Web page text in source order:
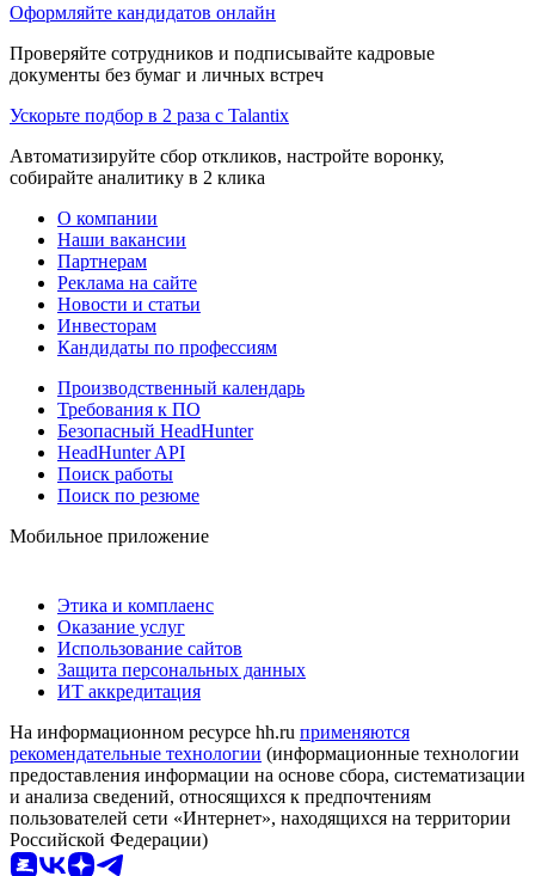
Оформляйте кандидатов онлайн
Проверяйте сотрудников и подписывайте кадровые
документы без бумаг и личных встреч
Ускорьте подбор в 2 раза с Talantix
Автоматизируйте сбор откликов, настройте воронку,
собирайте аналитику в 2 клика
О компании
Наши вакансии
Партнерам
Реклама на сайте
Новости и статьи
Инвесторам
Кандидаты по профессиям
Производственный календарь
Требования к ПО
Безопасный HeadHunter
HeadHunter API
Поиск работы
Поиск по резюме
Мобильное приложение
Этика и комплаенс
Оказание услуг
Использование сайтов
Защита персональных данных
ИТ аккредитация
На информационном ресурсе hh.ru применяются
рекомендательные технологии (информационные технологии
предоставления информации на основе сбора, систематизации
и анализа сведений, относящихся к предпочтениям
пользователей сети «Интернет», находящихся на территории
Российской Федерации)